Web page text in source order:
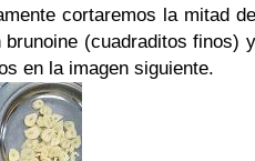
cortaremos la mitad
brunoine (cuadraditos finos)
en la imagen siguiente.